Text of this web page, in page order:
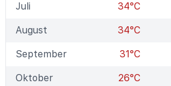
Juli 34°C
August 34°C
September 31°C
Oktober 26°C